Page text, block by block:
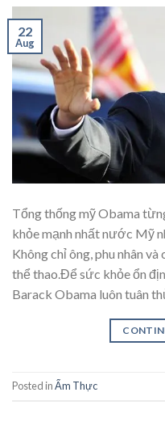
22
Aug
Tổng thống mỹ Obama
khỏe mạnh nhất nước Mỹ
Không chỉ ông, phu nhân
thể thao.Để sức khỏe ổn
Barack Obama luôn tuân
Posted inẨm Thực